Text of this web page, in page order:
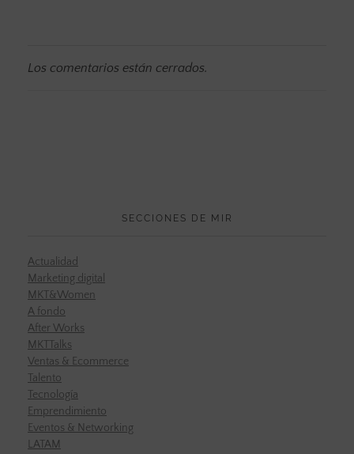
Los comentarios están cerrados.
SECCIONES DE MIR
Actualidad
Marketing digital
MKT&Women
A fondo
After Works
MKTTalks
Ventas & Ecommerce
Talento
Tecnología
Emprendimiento
Eventos & Networking
LATAM